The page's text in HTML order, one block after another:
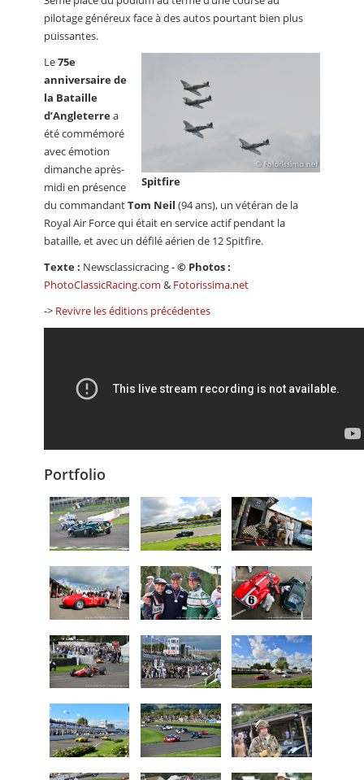
pilotage généreux face à des autos pourtant bien plus
puissantes.
Spitfire
Le75e
anniversaire de
la Bataille
d’Angleterrea
été commémoré
avec émotion
dimanche après-
midi en présence
du commandantTom Neil (94 ans), un vétéran de la
Royal Air Force qui était en service actif pendant la
bataille, et avec un défilé aérien de 12 Spitfire.
Texte : Newsclassicracing -© Photos :
PhotoClassicRacing.com & Fotorissima.net
-> Revivre les éditions précédentes
Portfolio